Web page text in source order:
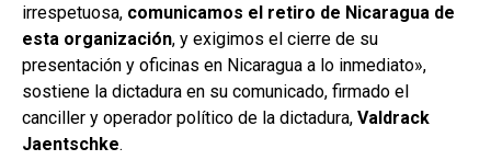
irrespetuosa, comunicamos el retiro de Nicaragua de
esta organización, y exigimos el cierre de su
presentación y oficinas en Nicaragua a lo inmediato»,
sostiene la dictadura en su comunicado, firmado el
canciller y operador político de la dictadura, Valdrack
Jaentschke.